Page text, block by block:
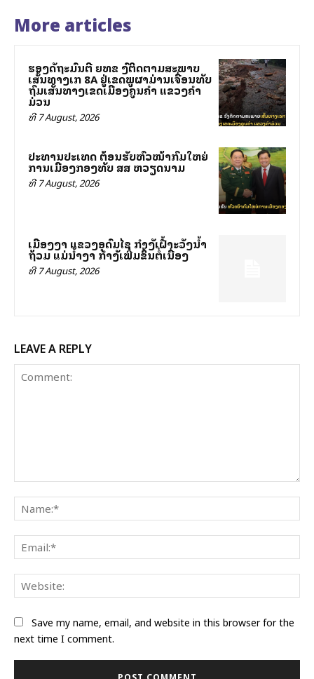
More articles
ຮອງລັດຖະມົນຕີ ຍທຂ ລົງຕິດຕາມສະພາບ
ເສັ້ນທາງເລກ 8A ຢູ່ເຂດພູຜາມ່ານເຈື່ອນທັບ
ຖົມເສັ້ນທາງເຂດເມືອງຄູນຄໍາ ແຂວງຄໍາ
ມ່ວນ
ທີ 7 August, 2026
ປະທານປະເທດ ຕ້ອນຮັບຫົວໜ້າກົມໃຫຍ່
ການເມືອງກອງທັບ ສສ ຫວຽດນາມ
ທີ 7 August, 2026
ເມືອງງາ ແຂວງອຸດົມໄຊ ກຳລັງເຝົ້າລະວັງນ້ຳ
ຖ້ວມ ແມ່ນ້ຳງາ ກຳລັງເພີ່ມຂຶ້ນຕໍ່ເນື່ອງ
ທີ 7 August, 2026
LEAVE A REPLY
Save my name, email, and website in this browser for the
next time I comment.